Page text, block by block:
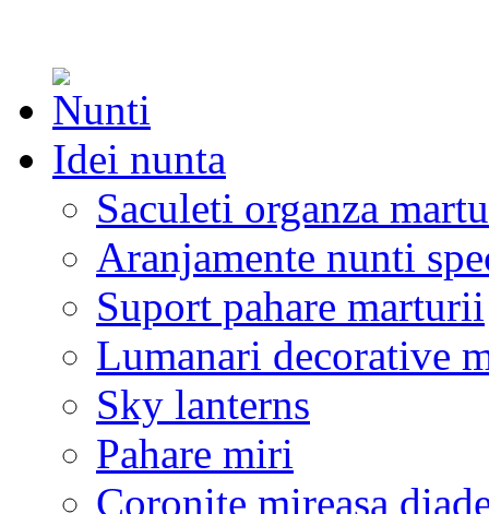
Idei nunta
Saculeti organza
Aranjamente nunti
Suport pahare marturii
Lumanari decorative
Sky lanterns
Pahare miri
Coronite mireasa